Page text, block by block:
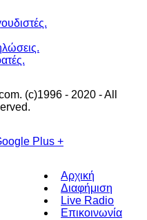
(c)1996 - 2020 - All
Plus +
Αρχική
Διαφήμιση
Live Radio
Επικοινωνία